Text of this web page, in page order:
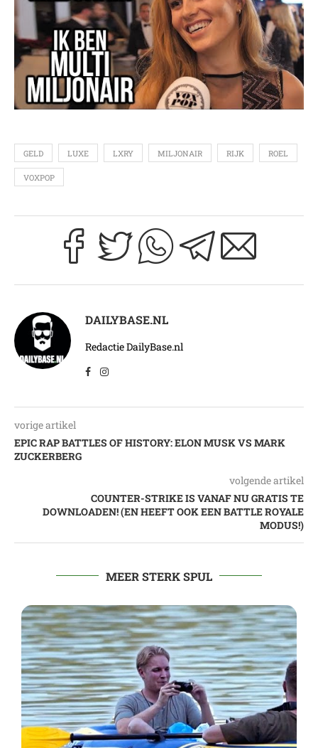
GELD LUXE LXRY MILJONAIR RIJK ROEL
VOXPOP
DAILYBASE.NL
Redactie DailyBase.nl
vorige artikel
EPIC RAP BATTLES OF HISTORY: ELON MUSK VS MARK
ZUCKERBERG
volgende artikel
COUNTER-STRIKE IS VANAF NU GRATIS TE
DOWNLOADEN! (EN HEEFT OOK EEN BATTLE ROYALE
MODUS!)
MEER STERK SPUL